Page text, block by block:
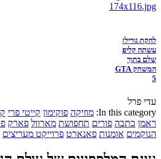
להקת גורילז
עשתה קליפ
שלם בתוך
המשחק GTA
5
עדי פרל
In this category: מוזיקה פוקימון קייטי פרי
ראמן כתבה פורים תחפושת מארוול פארק
הנוקמים אומנות פאנארט פרוייקט מעריצים